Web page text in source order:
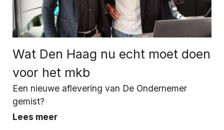
Wat Den Haag nu echt moet doen
voor het mkb
Een nieuwe aflevering van De Ondernemer
gemist?
Lees meer